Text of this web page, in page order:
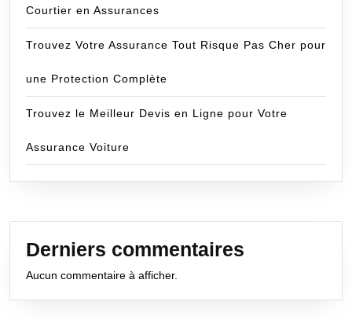
Courtier en Assurances
Trouvez Votre Assurance Tout Risque Pas Cher pour
une Protection Complète
Trouvez le Meilleur Devis en Ligne pour Votre
Assurance Voiture
Derniers commentaires
Aucun commentaire à afficher.